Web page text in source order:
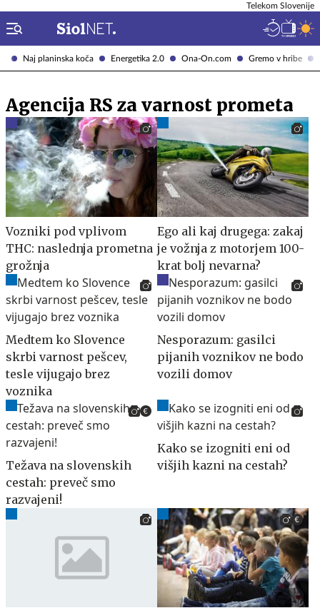
Naj planinska koča Energetika 2.0 Ona-On.com Gremo v hribe
Telekom Slovenije
Agencija RS za varnost prometa
Vozniki pod vplivom
THC: naslednja prometna
grožnja
Ego ali kaj drugega: zakaj
je vožnja z motorjem 100-
krat bolj nevarna?
Medtem ko Slovence
skrbi varnost pešcev,
tesle vijugajo brez
voznika
Nesporazum: gasilci
pijanih voznikov ne bodo
vozili domov
Težava na slovenskih
cestah: preveč smo
razvajeni!
Kako se izogniti eni od
višjih kazni na cestah?